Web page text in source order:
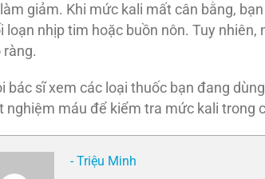
giảm. Khi mức kali mất cân bằng,
loạn nhịp tim hoặc buồn nôn. Tuy
ràng.
bác sĩ xem các loại thuốc bạn đang
nghiệm máu để kiểm tra mức kali trong
- Triệu Minh